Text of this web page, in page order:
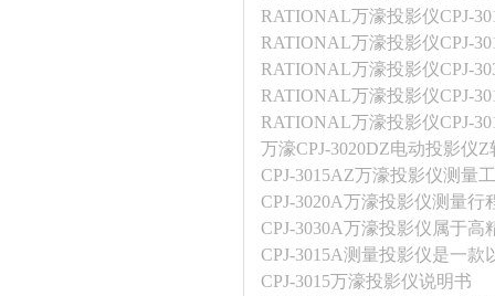
RATIONAL万濠投影仪CPJ-
RATIONAL万濠投影仪CPJ-
RATIONAL万濠投影仪CPJ-
RATIONAL万濠投影仪CPJ-
RATIONAL万濠投影仪CPJ-
万濠CPJ-3020DZ电动投影仪
CPJ-3015AZ万濠投影仪测量
CPJ-3020A万濠投影仪测量行
CPJ-3030A万濠投影仪属于高
CPJ-3015A测量投影仪是一
CPJ-3015万濠投影仪说明书